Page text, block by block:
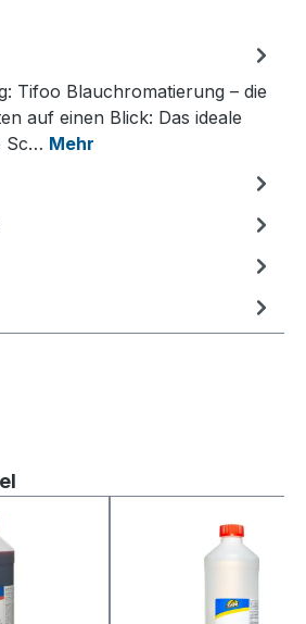
Tifoo Blauchromatierung – die
auf einen Blick: Das ideale
Sc… Mehr